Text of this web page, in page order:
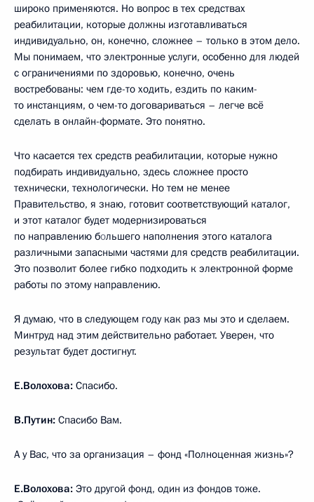
широко применяются. Но вопрос в тех средствах
реабилитации, которые должны изготавливаться
индивидуально, он, конечно, сложнее – только в этом дело.
Мы понимаем, что электронные услуги, особенно для людей
с ограничениями по здоровью, конечно, очень
востребованы: чем где-то ходить, ездить по каким-
то инстанциям, о чем-то договариваться – легче всё
сделать в онлайн-формате. Это понятно.
Что касается тех средств реабилитации, которые нужно
подбирать индивидуально, здесь сложнее просто
технически, технологически. Но тем не менее
Правительство, я знаю, готовит соответствующий каталог,
и этот каталог будет модернизироваться
по направлению большего наполнения этого каталога
различными запасными частями для средств реабилитации.
Это позволит более гибко подходить к электронной форме
работы по этому направлению.
Я думаю, что в следующем году как раз мы это и сделаем.
Минтруд над этим действительно работает. Уверен, что
результат будет достигнут.
Е.Волохова: Спасибо.
В.Путин: Спасибо Вам.
А у Вас, что за организация – фонд «Полноценная жизнь»?
Е.Волохова: Это другой фонд, один из фондов тоже.